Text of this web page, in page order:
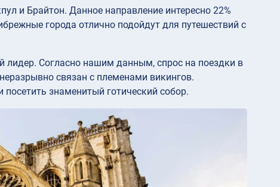
и Брайтон. Данное направление интересно 22%
города отлично подойдут для путешествий с
лидер. Согласно нашим данным, спрос на поездки в
связан с племенами викингов.
посетить знаменитый готический собор.